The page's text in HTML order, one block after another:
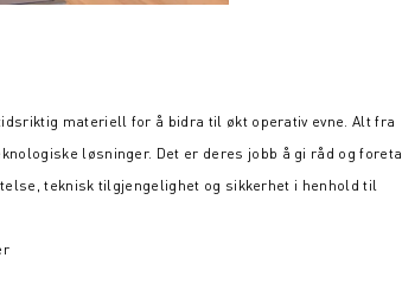
materiell for å bidra til økt operativ evne. Alt fra
løsninger. Det er deres jobb å gi råd og foreta
teknisk tilgjengelighet og sikkerhet i henhold til